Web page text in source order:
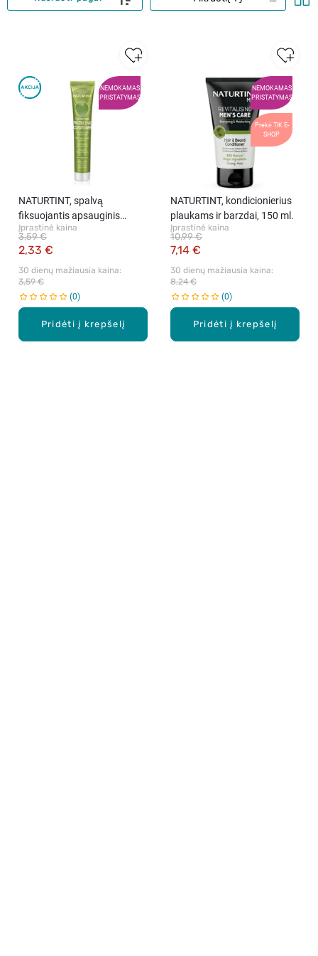
NEMOKAMAS
PRISTATYMAS
Pridėti į krepšelį
NATURTINT, spalvą
fiksuojantis apsauginis
kondicionierius, 50 ml
Įprastinė kaina
2,33 €
3,59 €
30 dienų mažiausia kaina:
3,59 €
0
NEMOKAMAS
PRISTATYMAS
Prekė TIK E-
SHOP
Pridėti į krepšelį
NATURTINT, kondicionierius
plaukams ir barzdai, 150 ml.
Įprastinė kaina
7,14 €
10,99 €
30 dienų mažiausia kaina:
8,24 €
0